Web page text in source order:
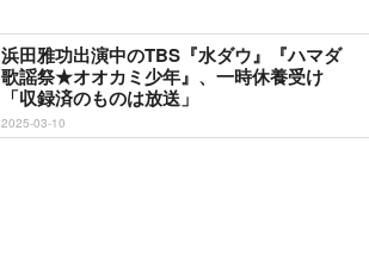
浜田雅功出演中のTBS『水ダウ』『ハマダ
歌謡祭★オオカミ少年』、一時休養受け
「収録済のものは放送」
2025-03-10